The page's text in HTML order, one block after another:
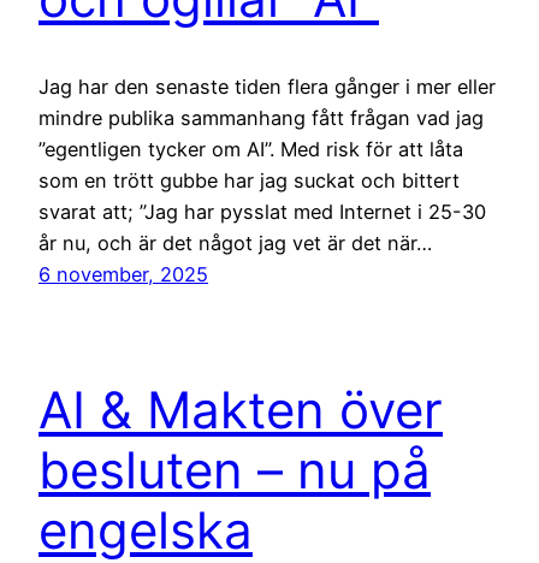
Jag har den senaste tiden flera gånger i mer eller
mindre publika sammanhang fått frågan vad jag
”egentligen tycker om AI”. Med risk för att låta
som en trött gubbe har jag suckat och bittert
svarat att; ”Jag har pysslat med Internet i 25-30
år nu, och är det något jag vet är det när…
6 november, 2025
AI & Makten över
besluten – nu på
engelska